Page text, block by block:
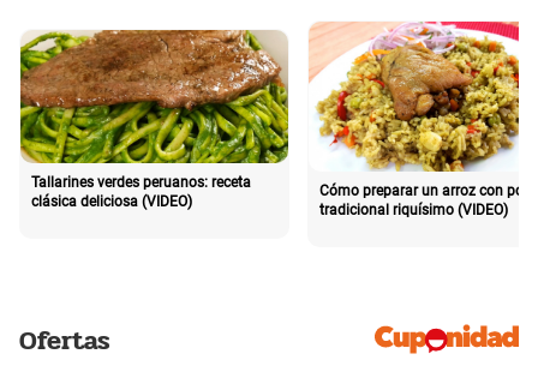
Tallarines verdes peruanos: receta
clásica deliciosa (VIDEO)
Cómo preparar un arroz con pollo
tradicional riquísimo (VIDEO)
Ofertas